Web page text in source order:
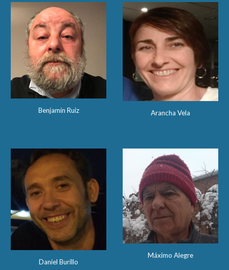
Benjamín Ruiz Arancha Vela
Daniel Burillo
Máximo Alegre